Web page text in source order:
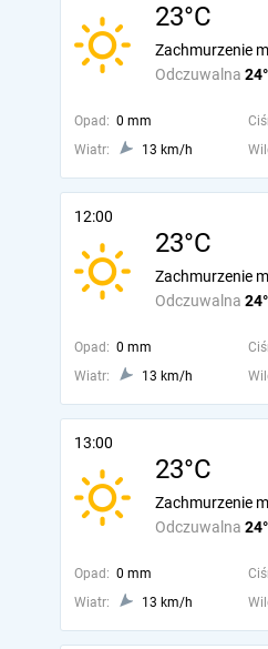
23°C
Odczuwalna
Zachmurzenie
Opad: 0 mm
Wiatr:
13 km/h
12:00
23°C
Odczuwalna
Zachmurzenie
Opad: 0 mm
Wiatr:
13 km/h
13:00
23°C
Odczuwalna
Zachmurzenie
Opad: 0 mm
Wiatr:
13 km/h